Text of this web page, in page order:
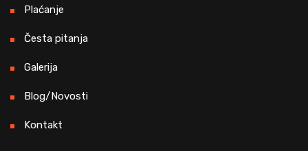
Plaćanje
Česta pitanja
Galerija
Blog/Novosti
Kontakt